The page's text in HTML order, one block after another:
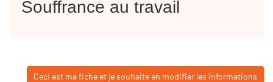
Souffrance au travail
Ceci est ma fiche et je souhaite en modifier les informations